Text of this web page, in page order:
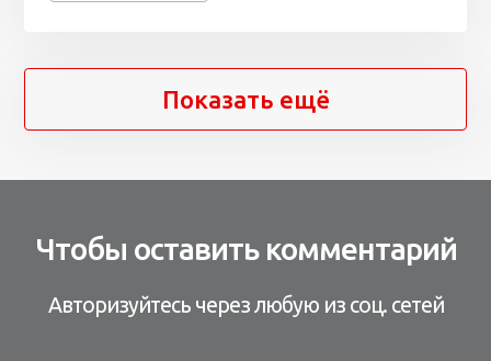
Показать ещё
Чтобы оставить комментарий
Авторизуйтесь через любую из соц. сетей